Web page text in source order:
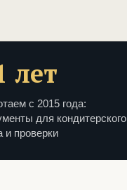
лет
с 2015 года:
для кондитерского
и проверки